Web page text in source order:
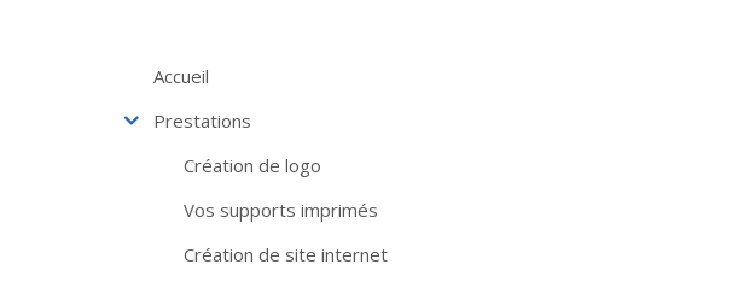
Accueil
Prestations
Création de logo
Vos supports imprimés
Création de site internet